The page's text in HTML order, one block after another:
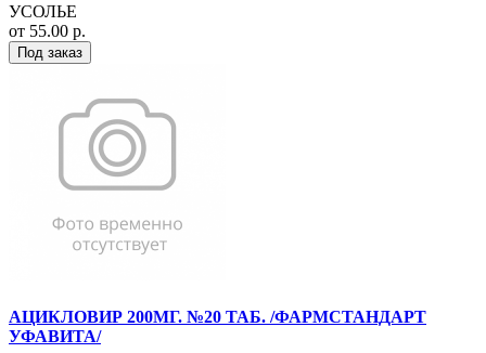
УСОЛЬЕ
от 55.00 р.
Под заказ
АЦИКЛОВИР 200МГ. №20 ТАБ. /ФАРМСТАНДАРТ
УФАВИТА/